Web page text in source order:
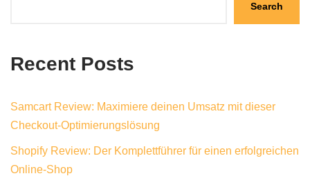
Search
Recent Posts
Samcart Review: Maximiere deinen Umsatz mit dieser
Checkout-Optimierungslösung
Shopify Review: Der Komplettführer für einen erfolgreichen
Online-Shop